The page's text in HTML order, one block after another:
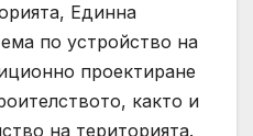
Единна
по устройство на
проектиране
както и
на територията.